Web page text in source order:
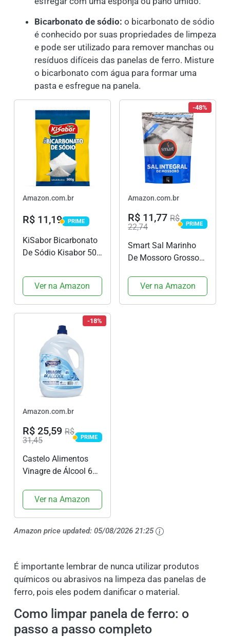
Bicarbonato de sódio: o bicarbonato de sódio
é conhecido por suas propriedades de limpeza
e pode ser utilizado para remover manchas ou
resíduos difíceis das panelas de ferro. Misture
o bicarbonato com água para formar uma
pasta e esfregue na panela.
Amazon.com.br
R$ 11,19 PRIME
PRIME
KiSabor Bicarbonato
De Sódio Kisabor 500
Ver na Amazon
-48%
Amazon.com.br
R$ 11,77 R$
22,74
PRIME
PRIME
Smart Sal Marinho
De Mossoro Grosso
Ver na Amazon
-18%
Amazon.com.br
R$ 25,59 R$
31,45
PRIME
PRIME
Castelo Alimentos
Vinagre de Álcool 6%
Ver na Amazon
Amazon price updated: 05/08/2026 21:25
É importante lembrar de nunca utilizar produtos
químicos ou abrasivos na limpeza das panelas de
ferro, pois eles podem danificar o material.
Como limpar panela de ferro: o
passo a passo completo